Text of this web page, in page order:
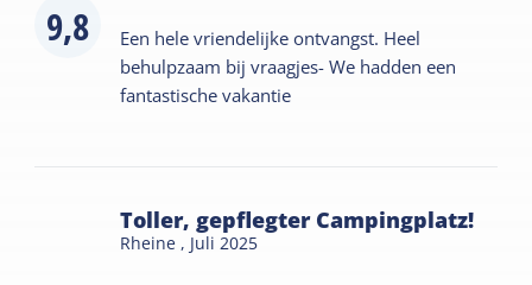
9,8
Een hele vriendelijke ontvangst. Heel
behulpzaam bij vraagjes- We hadden een
fantastische vakantie
Toller, gepflegter Campingplatz!
Rheine , Juli 2025